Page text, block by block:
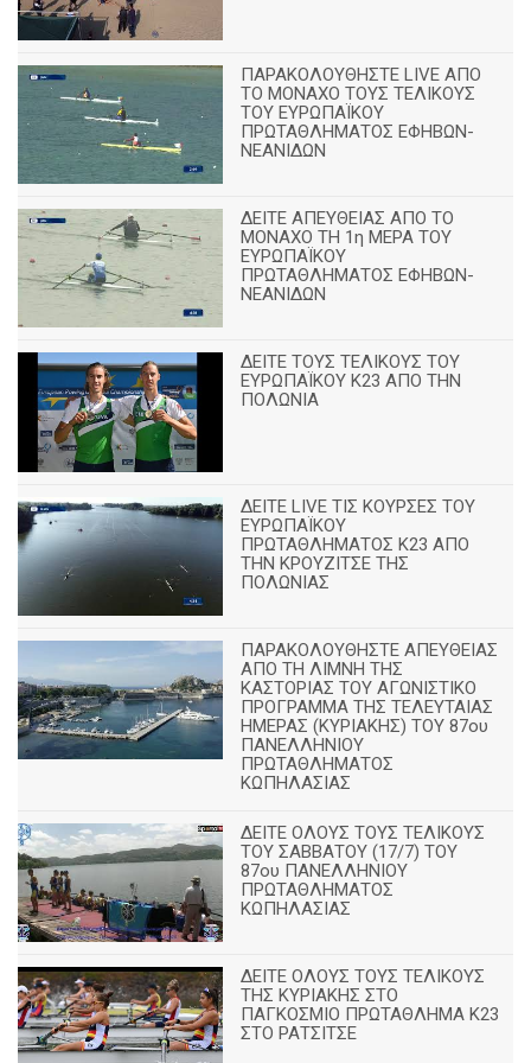
ΠΑΡΑΚΟΛΟΥΘΗΣΤΕ LIVE ΑΠΟ
ΤΟ ΜΟΝΑΧΟ ΤΟΥΣ ΤΕΛΙΚΟΥΣ
ΤΟΥ ΕΥΡΩΠΑΪΚΟΥ
ΠΡΩΤΑΘΛΗΜΑΤΟΣ ΕΦΗΒΩΝ-
ΝΕΑΝΙΔΩΝ
ΔΕΙΤΕ ΑΠΕΥΘΕΙΑΣ ΑΠΟ ΤΟ
ΜΟΝΑΧΟ ΤΗ 1η ΜΕΡΑ ΤΟΥ
ΕΥΡΩΠΑΪΚΟΥ
ΠΡΩΤΑΘΛΗΜΑΤΟΣ ΕΦΗΒΩΝ-
ΝΕΑΝΙΔΩΝ
ΔΕΙΤΕ ΤΟΥΣ ΤΕΛΙΚΟΥΣ ΤΟΥ
ΕΥΡΩΠΑΪΚΟΥ Κ23 ΑΠΟ ΤΗΝ
ΠΟΛΩΝΙΑ
ΔΕΙΤΕ LIVE ΤΙΣ ΚΟΥΡΣΕΣ ΤΟΥ
ΕΥΡΩΠΑΪΚΟΥ
ΠΡΩΤΑΘΛΗΜΑΤΟΣ Κ23 ΑΠΟ
ΤΗΝ ΚΡΟΥΖΙΤΣΕ ΤΗΣ
ΠΟΛΩΝΙΑΣ
ΠΑΡΑΚΟΛΟΥΘΗΣΤΕ ΑΠΕΥΘΕΙΑΣ
ΑΠΟ ΤΗ ΛΙΜΝΗ ΤΗΣ
ΚΑΣΤΟΡΙΑΣ ΤΟΥ ΑΓΩΝΙΣΤΙΚΟ
ΠΡΟΓΡΑΜΜΑ ΤΗΣ ΤΕΛΕΥΤΑΙΑΣ
ΗΜΕΡΑΣ (ΚΥΡΙΑΚΗΣ) ΤΟΥ 87ου
ΠΑΝΕΛΛΗΝΙΟΥ
ΠΡΩΤΑΘΛΗΜΑΤΟΣ
ΚΩΠΗΛΑΣΙΑΣ
ΔΕΙΤΕ ΟΛΟΥΣ ΤΟΥΣ ΤΕΛΙΚΟΥΣ
ΤΟΥ ΣΑΒΒΑΤΟΥ (17/7) ΤΟΥ
87ου ΠΑΝΕΛΛΗΝΙΟΥ
ΠΡΩΤΑΘΛΗΜΑΤΟΣ
ΚΩΠΗΛΑΣΙΑΣ
ΔΕΙΤΕ ΟΛΟΥΣ ΤΟΥΣ ΤΕΛΙΚΟΥΣ
ΤΗΣ ΚΥΡΙΑΚΗΣ ΣΤΟ
ΠΑΓΚΟΣΜΙΟ ΠΡΩΤΑΘΛΗΜΑ Κ23
ΣΤΟ ΡΑΤΣΙΤΣΕ